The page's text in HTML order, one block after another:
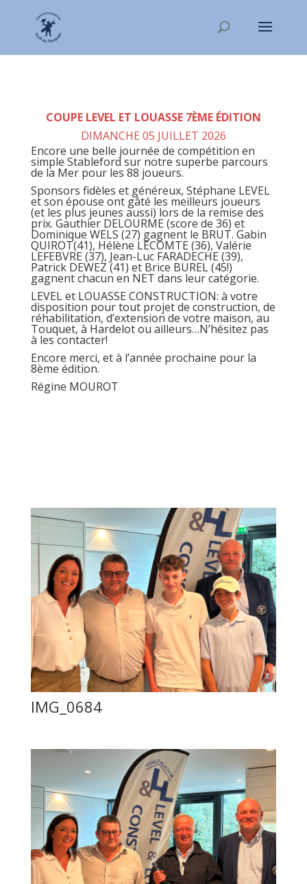
COUPE LEVEL ET LOUASSE 7ÈME ÉDITION
DIMANCHE 05 JUILLET 2026
Encore une belle journée de compétition en
simple Stableford sur notre superbe parcours
de la Mer pour les 88 joueurs.
Sponsors fidèles et généreux, Stéphane LEVEL
et son épouse ont gâté les meilleurs joueurs
(et les plus jeunes aussi) lors de la remise des
prix. Gauthier DELOURME (score de 36) et
Dominique WELS (27) gagnent le BRUT. Gabin
QUIROT(41), Hélène LECOMTE (36), Valérie
LEFEBVRE (37), Jean-Luc FARADECHE (39),
Patrick DEWEZ (41) et Brice BUREL (45!)
gagnent chacun en NET dans leur catégorie.
LEVEL et LOUASSE CONSTRUCTION: à votre
disposition pour tout projet de construction, de
réhabilitation, d’extension de votre maison, au
Touquet, à Hardelot ou ailleurs…N’hésitez pas
à les contacter!
Encore merci, et à l’année prochaine pour la
8ème édition.
Régine MOUROT
IMG_0684